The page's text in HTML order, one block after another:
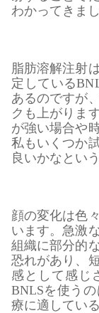
わかってきまし
脂肪溶解注射
定している
あるのですが
クも上がりま
が強い場合や
私もいくつか
良いかなとい
顔の変化は色
います。急激
組織に部分的
恐れがあり、
感として感じ
BNLSを使う
療に適してい